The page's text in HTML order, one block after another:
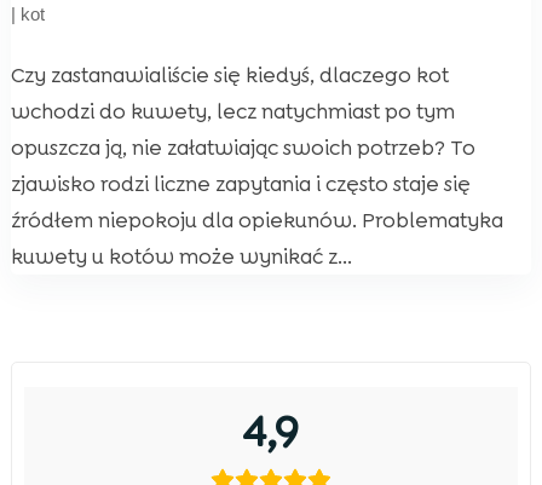
| kot
Czy zastanawialiście się kiedyś, dlaczego kot
wchodzi do kuwety, lecz natychmiast po tym
opuszcza ją, nie załatwiając swoich potrzeb? To
zjawisko rodzi liczne zapytania i często staje się
źródłem niepokoju dla opiekunów. Problematyka
kuwety u kotów może wynikać z...
4,9